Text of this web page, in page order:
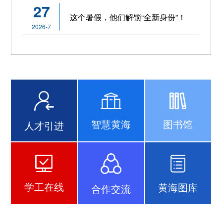
27
2026-7
这个暑假，他们解锁“全新身份”！
人才引进 智慧黄海 图书馆
学工在线 合作交流 黄海图库